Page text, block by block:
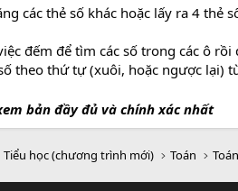
các thẻ số khác hoặc lấy ra 4
đếm để tìm các số trong các ô rồi
theo thứ tự (xuôi, hoặc ngược lại)
bản đầy đủ và chính xác nhất
Tiểu học (chương trình mới) Toán